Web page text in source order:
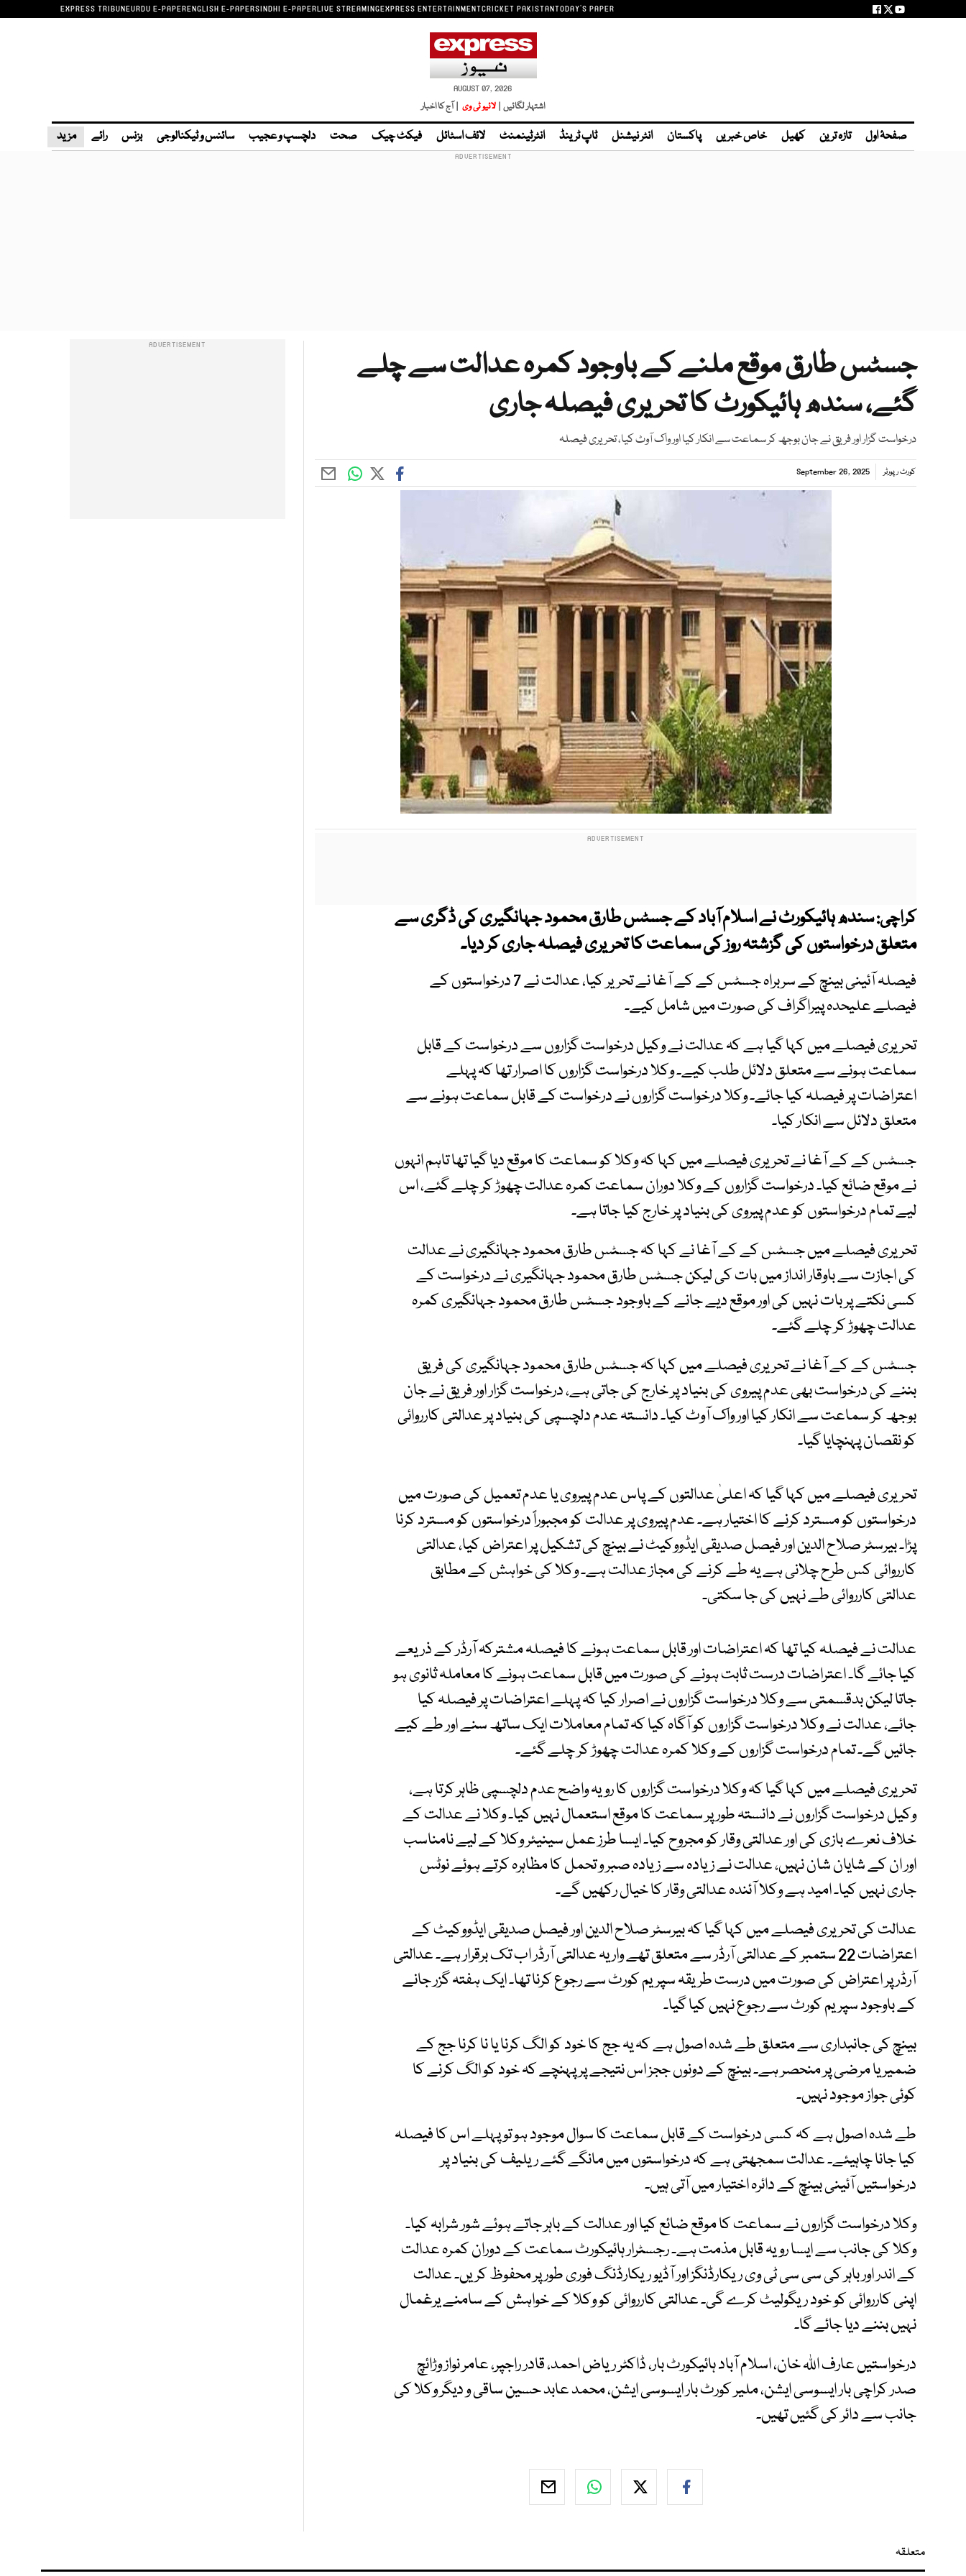
EXPRESS TRIBUNEURDU E-PAPERENGLISH E-PAPERSINDHI E-PAPERLIVE STREAMINGEXPRESS ENTERTAINMENTCRICKET PAKISTANTODAY'S PAPER
AUGUST 07, 2026
اشتہار لگائیں | لائیو ٹی وی | آج کا اخبار
صفحۂ اول تازہ ترین کھیل خاص خبریں پاکستان انٹر نیشنل ٹاپ ٹرینڈ انٹرٹینمنٹ لائف اسٹائل فیکٹ چیک صحت دلچسپ و عجیب سائنس و ٹیکنالوجی بزنس رائے مزید
جسٹس طارق موقع ملنے کے باوجود کمرہ عدالت سے چلے
گئے، سندھ ہائیکورٹ کا تحریری فیصلہ جاری
درخواست گزار اور فریق نے جان بوجھ کر سماعت سے انکار کیا اور واک آوٹ کیا، تحریری فیصلہ
کورٹ رپورٹر September 26, 2025
کراچی:سندھ ہائیکورٹ نے اسلام آباد کے جسٹس طارق محمود جہانگیری کی ڈگری سے
متعلق درخواستوں کی گزشتہ روز کی سماعت کا تحریری فیصلہ جاری کر دیا۔
فیصلہ آئینی بینچ کے سربراہ جسٹس کے کے آغا نے تحریر کیا، عدالت نے 7 درخواستوں کے
فیصلے علیحدہ پیراگراف کی صورت میں شامل کیے۔
تحریری فیصلے میں کہا گیا ہے کہ عدالت نے وکیل درخواست گزاروں سے درخواست کے قابل
سماعت ہونے سے متعلق دلائل طلب کیے۔ وکلا درخواست گزاروں کا اصرار تھا کہ پہلے
اعتراضات پر فیصلہ کیا جائے۔ وکلا درخواست گزاروں نے درخواست کے قابل سماعت ہونے سے
متعلق دلائل سے انکار کیا۔
جسٹس کے کے آغا نے تحریری فیصلے میں کہا کہ وکلا کو سماعت کا موقع دیا گیا تھا تاہم انہوں
نے موقع ضائع کیا۔ درخواست گزاروں کے وکلا دوران سماعت کمرہ عدالت چھوڑ کر چلے گئے، اس
لیے تمام درخواستوں کو عدم پیروی کی بنیاد پر خارج کیا جاتا ہے۔
تحریری فیصلے میں جسٹس کے کے آغا نے کہا کہ جسٹس طارق محمود جہانگیری نے عدالت
کی اجازت سے باوقار انداز میں بات کی لیکن جسٹس طارق محمود جہانگیری نے درخواست کے
کسی نکتے پر بات نہیں کی اور موقع دیے جانے کے باوجود جسٹس طارق محمود جہانگیری کمرہ
عدالت چھوڑ کر چلے گئے۔
جسٹس کے کے آغا نے تحریری فیصلے میں کہا کہ جسٹس طارق محمود جہانگیری کی فریق
بننے کی درخواست بھی عدم پیروی کی بنیاد پر خارج کی جاتی ہے، درخواست گزار اور فریق نے جان
بوجھ کر سماعت سے انکار کیا اور واک آوٹ کیا۔ دانستہ عدم دلچسپی کی بنیاد پر عدالتی کارروائی
کو نقصان پہنچایا گیا۔
تحریری فیصلے میں کہا گیا کہ اعلیٰ عدالتوں کے پاس عدم پیروی یا عدم تعمیل کی صورت میں
درخواستوں کو مسترد کرنے کا اختیار ہے۔ عدم پیروی پر عدالت کو مجبوراً درخواستوں کو مسترد کرنا
پڑا۔ بیرسٹر صلاح الدین اور فیصل صدیقی ایڈووکیٹ نے بینچ کی تشکیل پر اعتراض کیا، عدالتی
کارروائی کس طرح چلانی ہے یہ طے کرنے کی مجاز عدالت ہے۔ وکلا کی خواہش کے مطابق
عدالتی کارروائی طے نہیں کی جا سکتی۔
عدالت نے فیصلہ کیا تھا کہ اعتراضات اور قابل سماعت ہونے کا فیصلہ مشترکہ آرڈر کے ذریعے
کیا جائے گا۔ اعتراضات درست ثابت ہونے کی صورت میں قابل سماعت ہونے کا معاملہ ثانوی ہو
جاتا لیکن بدقسمتی سے وکلا درخواست گزاروں نے اصرار کیا کہ پہلے اعتراضات پر فیصلہ کیا
جائے، عدالت نے وکلا درخواست گزاروں کو آگاہ کیا کہ تمام معاملات ایک ساتھ سنے اور طے کیے
جائیں گے۔ تمام درخواست گزاروں کے وکلا کمرہ عدالت چھوڑ کر چلے گئے۔
تحریری فیصلے میں کہا گیا کہ وکلا درخواست گزاروں کا رویہ واضح عدم دلچسپی ظاہر کرتا ہے،
وکیل درخواست گزاروں نے دانستہ طور پر سماعت کا موقع استعمال نہیں کیا۔ وکلا نے عدالت کے
خلاف نعرے بازی کی اور عدالتی وقار کو مجروح کیا۔ ایسا طرز عمل سینیئر وکلا کے لیے نامناسب
اور ان کے شایان شان نہیں، عدالت نے زیادہ سے زیادہ صبر و تحمل کا مظاہرہ کرتے ہوئے نوٹس
جاری نہیں کیا۔ امید ہے وکلا آئندہ عدالتی وقار کا خیال رکھیں گے۔
عدالت کی تحریری فیصلے میں کہا گیا کہ بیرسٹر صلاح الدین اور فیصل صدیقی ایڈووکیٹ کے
اعتراضات 22 ستمبر کے عدالتی آرڈر سے متعلق تھے وار یہ عدالتی آرڈر اب تک برقرار ہے۔ عدالتی
آرڈر پر اعتراض کی صورت میں درست طریقہ سپریم کورٹ سے رجوع کرنا تھا۔ ایک ہفتہ گزر جانے
کے باوجود سپریم کورٹ سے رجوع نہیں کیا گیا۔
بینچ کی جانبداری سے متعلق طے شدہ اصول ہے کہ یہ جج کا خود کو الگ کرنا یا نا کرنا جج کے
ضمیر یا مرضی پر منحصر ہے۔ بینچ کے دونوں ججز اس نتیجے پر پہنچے کہ خود کو الگ کرنے کا
کوئی جواز موجود نہیں۔
طے شدہ اصول ہے کہ کسی درخواست کے قابل سماعت کا سوال موجود ہو تو پہلے اس کا فیصلہ
کیا جانا چاہیئے۔ عدالت سمجھتی ہے کہ درخواستوں میں مانگے گئے ریلیف کی بنیاد پر
درخواستیں آئینی بینچ کے دائرہ اختیار میں آتی ہیں۔
وکلا درخواست گزاروں نے سماعت کا موقع ضائع کیا اور عدالت کے باہر جاتے ہوئے شور شرابہ کیا۔
وکلا کی جانب سے ایسا رویہ قابل مذمت ہے۔ رجسٹرار ہائیکورٹ سماعت کے دوران کمرہ عدالت
کے اندر اور باہر کی سی سی ٹی وی ریکارڈنگز اور آڈیو ریکارڈنگ فوری طور پر محفوظ کریں۔ عدالت
اپنی کارروائی کو خود ریگولیٹ کرے گی۔ عدالتی کارروائی کو وکلا کے خواہش کے سامنے یرغمال
نہیں بننے دیا جائے گا۔
درخواستیں عارف اللہ خان، اسلام آباد ہائیکورٹ بار، ڈاکٹر ریاض احمد، قادر راجپر، عامر نواز وڑائچ
صدر کراچی بار ایسوسی ایشن، ملیر کورٹ بار ایسوسی ایشن، محمد عابد حسین ساقی و دیگر وکلا کی
جانب سے دائر کی گئیں تھیں۔
متعلقہ